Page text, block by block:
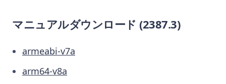
マニュアルダウンロード (2387.3)
armeabi-v7a
arm64-v8a